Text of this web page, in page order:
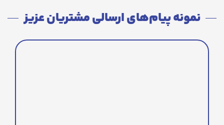
نمونه پیام‌های ارسالی مشتریان عزیز